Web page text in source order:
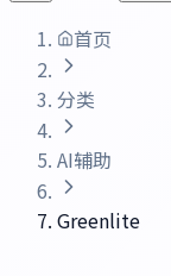
首页
分类
AI辅助
Greenlite